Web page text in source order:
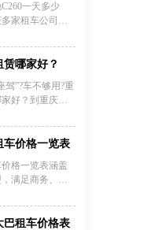
内穿梭都尽显
代 H-1 9 座商务
车型而有差
车公司（电
）服务优
专业团队提供
您在重庆市内的
一天多少
家租车公司报
间，具体费用受
时长及淡旺季
元起，押金标
元，部分公司
燃油经济性，5
接待、婚庆活
重庆安润租车
上门服务，车
级、S级等多款奔
哪家好？
驾”?车不够用?重
好？到重庆嘉
车租赁公司!重
赁有限责任公司
心的重庆汽车租
终坚持“三透明”
车价格一览表
格一览表涵盖
满足商务、婚
流租车公司报
级日租金约450-
巴租车价格表